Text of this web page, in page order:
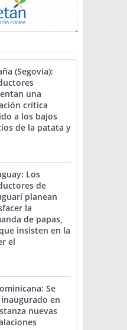
(Segovia):
una
crítica
a los bajos
de la patata y
Los
de
planean
la
de papas,
insisten en la
el
Se
en
nuevas